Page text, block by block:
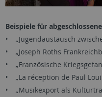
Beispiele für abgeschlossene
• „Jugendaustausch
• „Joseph Roths
• „Französische
• „La réception de Paul
• „Musikexport als